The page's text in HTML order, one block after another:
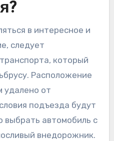
в интересное и
следует
который
Расположение
удалено от
подъезда будут
выбрать автомобиль с
внедорожник.